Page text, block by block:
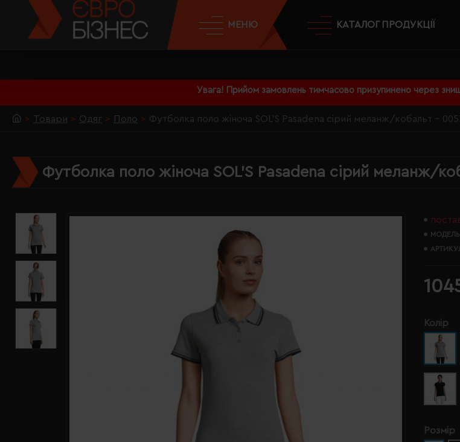
Увага! Прийом замовлень тимчасово призупинено через
МЕНЮ КАТАЛОГ ПРОДУКЦІЇ
Товари Одяг Поло Футболка поло жіноча SOL'S Pasadena сірий меланж/кобальт -
Футболка поло жіноча SOL'S Pasadena сірий меланж/
Колір
Розмір